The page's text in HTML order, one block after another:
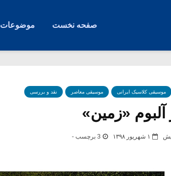
صفحه نخست موضوعات
موسیقی کلاسیک ایرانی موسیقی معاصر نقد و بررسی
«زمین»
۱ شهریور ۱۳۹۸ 3 برچسب -